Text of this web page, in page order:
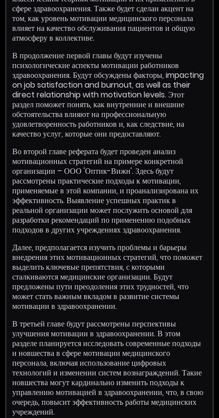
сфере здравоохранения. Также будет сделан акцент на
том, как уровень мотивации медицинского персонала
влияет на качество обслуживания пациентов и общую
атмосферу в коллективе.
В продолжение первой главы будут изучены
психологические аспекты мотивации работников
здравоохранения. Будут обсуждены факторы, impacting
on job satisfaction and burnout, as well as their
direct relationship with motivation levels. Этот
раздел поможет понять, как внутренние и внешние
обстоятельства влияют на профессиональную
удовлетворенность работников и, как следствие, на
качество услуг, которые они предоставляют.
Во второй главе реферата будет проведен анализ
мотивационных стратегий на примере конкретной
организации – ООО 'Оптик-Вижн'. Здесь будут
рассмотрены практические подходы к мотивации,
применяемые в этой компании, и проанализирована их
эффективность. Выявление успешных практик в
реальной организации может послужить основой для
разработки рекомендаций по применению подобных
подходов в других учреждениях здравоохранения.
Далее, предполагается изучить проблемы и барьеры
внедрения этих мотивационных стратегий, что поможет
выделить ключевые препятствия, с которыми
сталкиваются медицинские организации. Будут
предложены пути преодоления этих трудностей, что
может стать важным вкладом в развитие системы
мотивации в здравоохранении.
В третьей главе будут рассмотрены перспективы
улучшения мотивации в здравоохранении. В этом
разделе планируется исследовать современные подходы
и новшества в сфере мотивации медицинского
персонала, включая использование цифровых
технологий и изменении систем вознаграждений. Такие
новшества могут кардинально изменить подходы к
управлению мотивацией в здравоохранении, что, в свою
очередь, повысит эффективность работы медицинских
учреждений.